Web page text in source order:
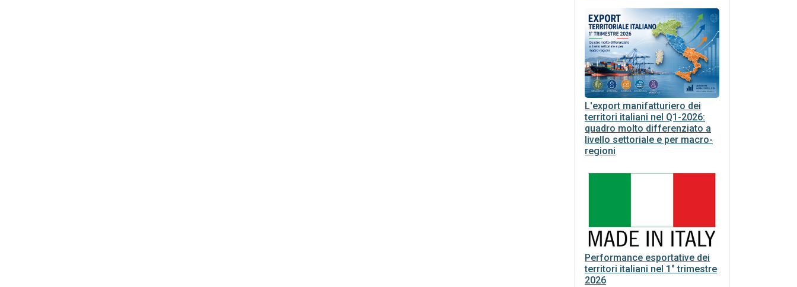
L'export manifatturiero dei
territori italiani nel Q1-2026:
quadro molto differenziato a
livello settoriale e per macro-
regioni
Performance esportative dei
territori italiani nel 1° trimestre
2026